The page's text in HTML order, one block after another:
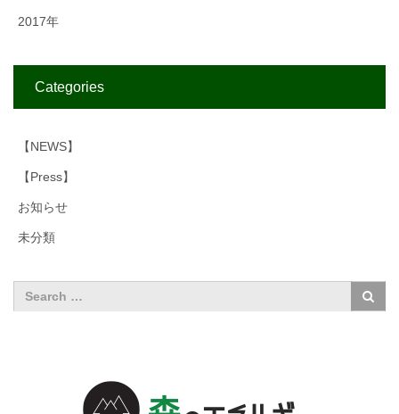
2017年
Categories
【NEWS】
【Press】
お知らせ
未分類